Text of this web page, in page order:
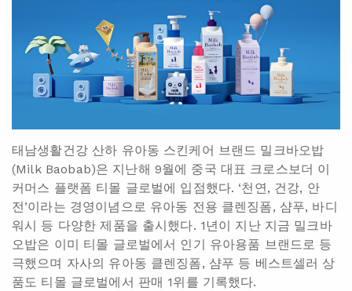
태남생활건강 산하 유아동 스킨케어 브랜드 밀크바오밥
(Milk Baobab)은 지난해 9월에 중국 대표 크로스보더 이
커머스 플랫폼 티몰 글로벌에 입점했다. ‘천연, 건강, 안
전’이라는 경영이념으로 유아동 전용 클렌징폼, 샴푸, 바디
워시 등 다양한 제품을 출시했다. 1년이 지난 지금 밀크바
오밥은 이미 티몰 글로벌에서 인기 유아용품 브랜드로 등
극했으며 자사의 유아동 클렌징폼, 샴푸 등 베스트셀러 상
품도 티몰 글로벌에서 판매 1위를 기록했다.